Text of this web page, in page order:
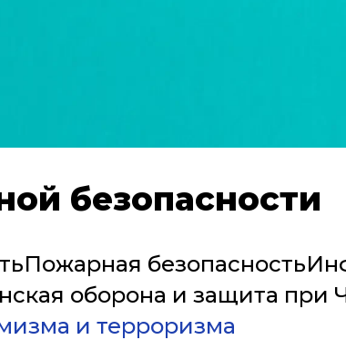
безопасности
Пожарная безопасность
оборона и защита при
и терроризма